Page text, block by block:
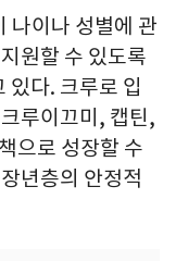
나이나 성별에 관
원할 수 있도록
있다. 크루로 입
루이끄미, 캡틴,
으로 성장할 수
년층의 안정적